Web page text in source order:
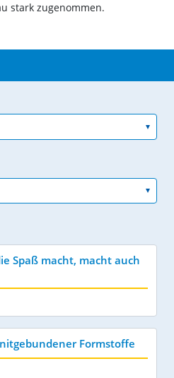
stark zugenommen.
Spaß macht, macht auch
Formstoffe